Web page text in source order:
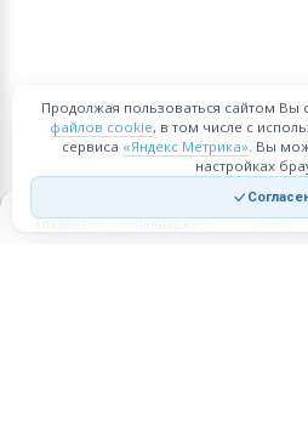
Главная Закладки
Продолжая пользоваться сайтом Вы
файлов cookie, в том числе с
сервиса «Яндекс Метрика». Вы
настройках